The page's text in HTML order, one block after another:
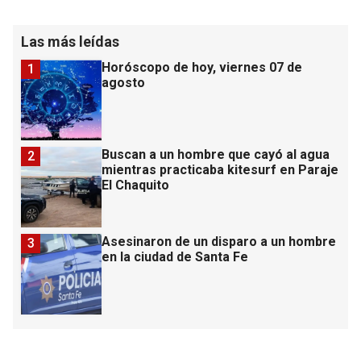
Las más leídas
Horóscopo de hoy, viernes 07 de
agosto
1
Buscan a un hombre que cayó al agua
mientras practicaba kitesurf en Paraje
El Chaquito
2
Asesinaron de un disparo a un hombre
en la ciudad de Santa Fe
3